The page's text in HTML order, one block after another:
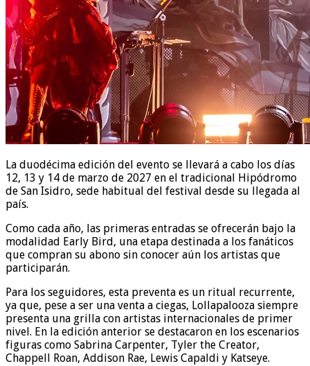
La duodécima edición del evento se llevará a cabo los días
12, 13 y 14 de marzo de 2027 en el tradicional Hipódromo
de San Isidro, sede habitual del festival desde su llegada al
país.
Como cada año, las primeras entradas se ofrecerán bajo la
modalidad Early Bird, una etapa destinada a los fanáticos
que compran su abono sin conocer aún los artistas que
participarán.
Para los seguidores, esta preventa es un ritual recurrente,
ya que, pese a ser una venta a ciegas, Lollapalooza siempre
presenta una grilla con artistas internacionales de primer
nivel. En la edición anterior se destacaron en los escenarios
figuras como Sabrina Carpenter, Tyler the Creator,
Chappell Roan, Addison Rae, Lewis Capaldi y Katseye.